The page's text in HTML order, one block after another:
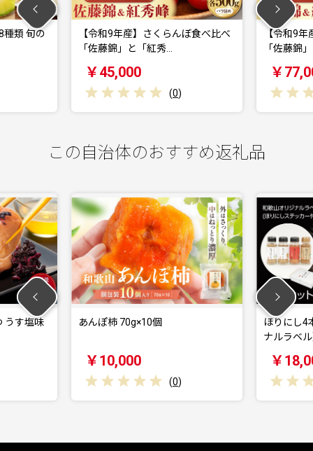
旬の
【令和9年産】さくらんぼ食べ比べ
「佐藤錦」と「紅秀…
￥45,000
(0)
【令和9年産
「佐藤錦」と
￥77,000
この自治体のおすすめ返礼品
うす塩味 あんぽ柿 70g×10個
￥10,000
(0)
ほりにし4
ナルラベ
￥